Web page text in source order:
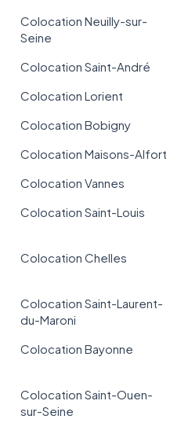
Colocation Neuilly-sur-
Seine
Colocation Saint-André
Colocation Lorient
Colocation Bobigny
Colocation Maisons-Alfort
Colocation Vannes
Colocation Saint-Louis
Colocation Chelles
Colocation Saint-Laurent-
du-Maroni
Colocation Bayonne
Colocation Saint-Ouen-
sur-Seine